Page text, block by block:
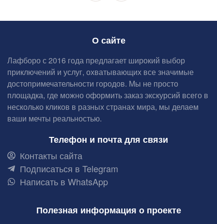
О сайте
Лафборо с 2016 года предлагает широкий выбор
приключений и услуг, охватывающих все значимые
достопримечательности городов. Мы не просто
площадка, где можно оформить заказ экскурсий всего в
несколько кликов в разных странах мира, мы делаем
ваши мечты реальностью.
Телефон и почта для связи
Контакты сайта
Подписаться в Telegram
Написать в WhatsApp
Полезная информация о проекте